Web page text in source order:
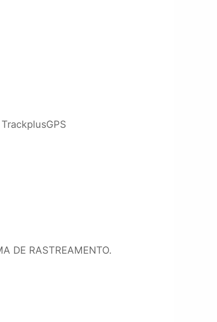
DE RASTREAMENTO.